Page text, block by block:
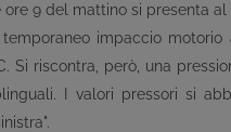
ore 9 del mattino si presenta
impaccio
Si riscontra, però, una
I valori pressori si